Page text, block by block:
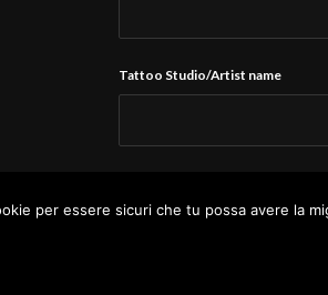
Tattoo Studio/Artist name
per essere sicuri che tu possa avere la